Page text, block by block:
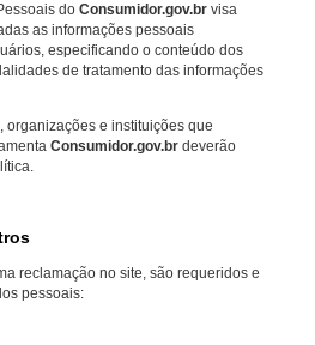
do Consumidor.gov.br visa
as informações pessoais
especificando o conteúdo dos
de tratamento das informações
organizações e instituições que
Consumidor.gov.br deverão
reclamação no site, são requeridos e
pessoais: